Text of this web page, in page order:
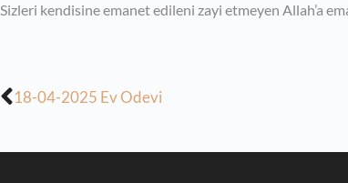
Sizleri kendisine emanet edileni zayi etmeyen Allah’a
18-04-2025 Ev Odevi